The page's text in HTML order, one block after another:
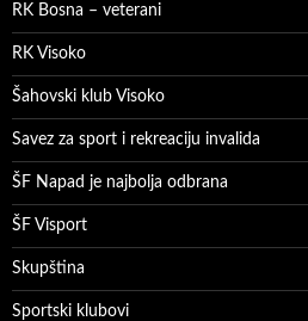
RK Bosna – veterani
RK Visoko
Šahovski klub Visoko
Savez za sport i rekreaciju invalida
ŠF Napad je najbolja odbrana
ŠF Visport
Skupština
Sportski klubovi